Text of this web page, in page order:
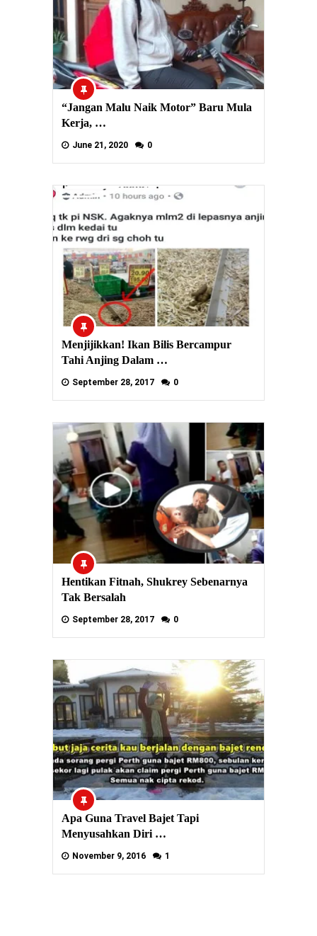
“Jangan Malu Naik Motor” Baru Mula
Kerja, …
June 21, 2020 0
Menjijikkan! Ikan Bilis Bercampur
Tahi Anjing Dalam …
September 28, 2017 0
Hentikan Fitnah, Shukrey Sebenarnya
Tak Bersalah
September 28, 2017 0
Apa Guna Travel Bajet Tapi
Menyusahkan Diri …
November 9, 2016 1